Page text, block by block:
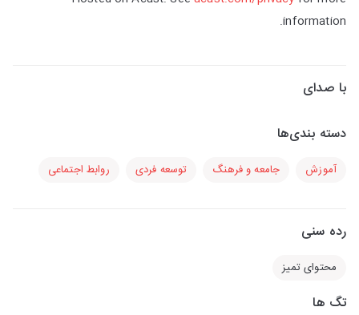
information.
با صدای
دسته بندی‌ها
آموزش جامعه و فرهنگ توسعه فردی روابط اجتماعی
رده سنی
محتوای تمیز
تگ ها